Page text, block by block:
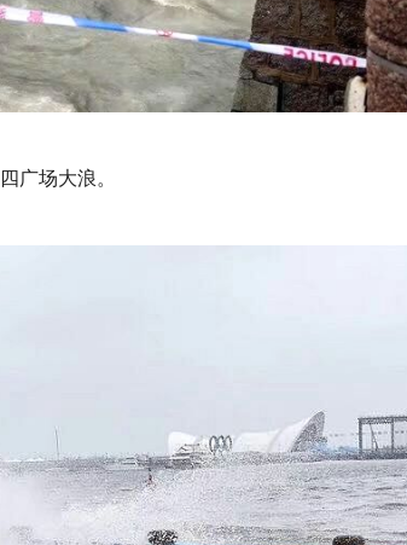
广场大浪。